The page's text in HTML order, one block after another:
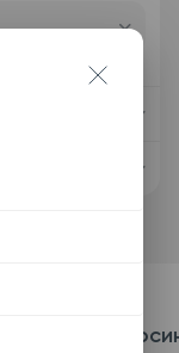
Пакет №118